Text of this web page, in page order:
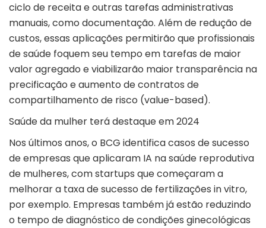
ciclo de receita e outras tarefas administrativas
manuais, como documentação. Além de redução de
custos, essas aplicações permitirão que profissionais
de saúde foquem seu tempo em tarefas de maior
valor agregado e viabilizarão maior transparência na
precificação e aumento de contratos de
compartilhamento de risco (value-based).
Saúde da mulher terá destaque em 2024
Nos últimos anos, o BCG identifica casos de sucesso
de empresas que aplicaram IA na saúde reprodutiva
de mulheres, com startups que começaram a
melhorar a taxa de sucesso de fertilizações in vitro,
por exemplo. Empresas também já estão reduzindo
o tempo de diagnóstico de condições ginecológicas